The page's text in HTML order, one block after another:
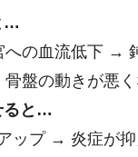
…
の血流低下 →
盤の動きが悪
ると…
ップ → 炎症が抑